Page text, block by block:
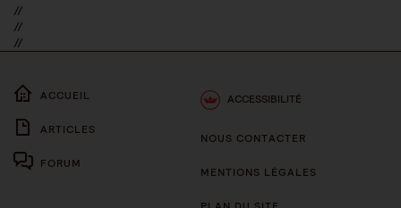
//
//
//
ACCUEIL
ARTICLES
FORUM
ACCESSIBILITÉ
NOUS CONTACTER
MENTIONS LÉGALES